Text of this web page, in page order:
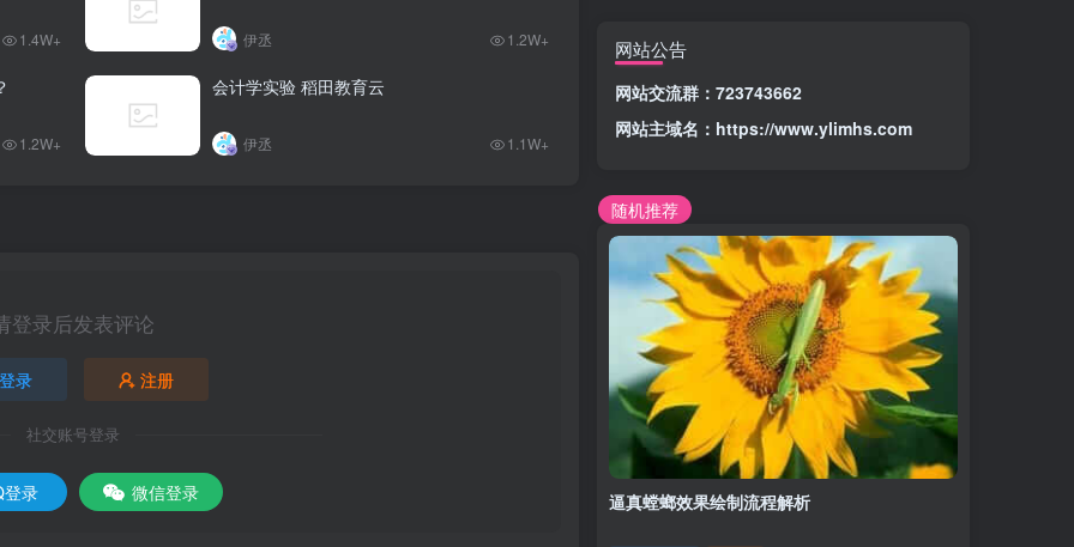
1.4W+ 伊丞 1.2W+
1.2W+
会计学实验 稻田教育云
伊丞 1.1W+
登录后发表评论
登录 注册
社交账号登录
录 微信登录
网站公告
网站交流群：723743662
网站主域名： https://www.ylimhs.com
随机推荐
逼真螳螂效果绘制流程解析